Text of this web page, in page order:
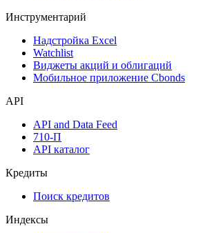
Инструментарий
Надстройка Excel
Watchlist
Виджеты акций и облигаций
Мобильное приложение Cbonds
API
API and Data Feed
710-П
API каталог
Кредиты
Поиск кредитов
Индексы